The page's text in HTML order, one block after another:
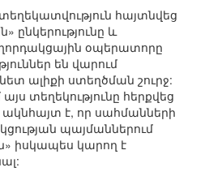
հայտնվեց
ընկերությունը և
օպերատորը
են վարում
ալիքի ստեղծման շուրջ:
տեղեկությունը հերքվեց
ակնհայտ է, որ սահմանների
պայմաններում
իսկապես կարող է